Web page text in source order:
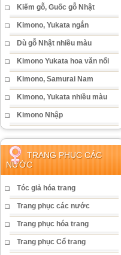
Kiếm gỗ, Guốc gỗ Nhật
Kimono, Yukata ngắn
Dù gỗ Nhật nhiều màu
Kimono Yukata hoa văn nổi
Kimono, Samurai Nam
Kimono, Yukata nhiều màu
Kimono Nhập
TRANG PHỤC CÁC
NƯỚC
Tóc giả hóa trang
Trang phục các nước
Trang phục hóa trang
Trang phục Cổ trang